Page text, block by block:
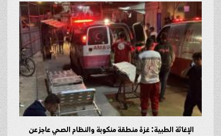
الإغاثة الطبية: غزة منطقة منكوبة والنظام الصحي عاجز عن